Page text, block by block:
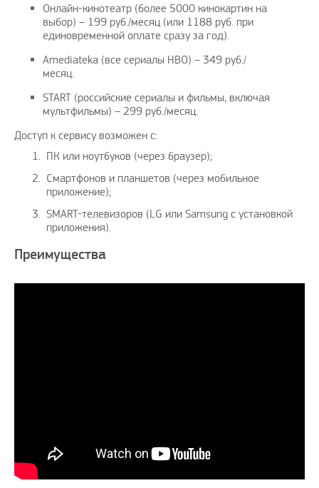
Онлайн-кинотеатр (более 5000 кинокартин на
выбор) – 199 руб./месяц (или 1188 руб. при
единовременной оплате сразу за год).
Amediateka (все сериалы HBO) – 349 руб./
месяц.
START (российские сериалы и фильмы, включая
мультфильмы) – 299 руб./месяц.
Доступ к сервису возможен с:
ПК или ноутбуков (через браузер);
Смартфонов и планшетов (через мобильное
приложение);
SMART-телевизоров (LG или Samsung с установкой
приложения).
Преимущества